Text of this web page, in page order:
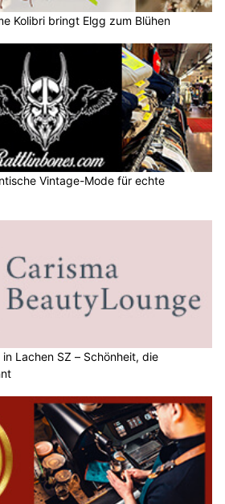
Kolibri bringt Elgg zum Blühen
Vintage-Mode für echte
Lachen SZ – Schönheit, die